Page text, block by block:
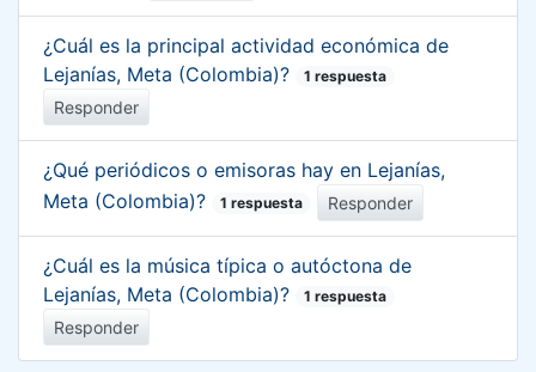
¿Cuál es la principal actividad económica de
Lejanías, Meta (Colombia)?
1 respuesta
Responder
¿Qué periódicos o emisoras hay en Lejanías,
Meta (Colombia)?
1 respuesta Responder
¿Cuál es la música típica o autóctona de
Lejanías, Meta (Colombia)?
1 respuesta
Responder